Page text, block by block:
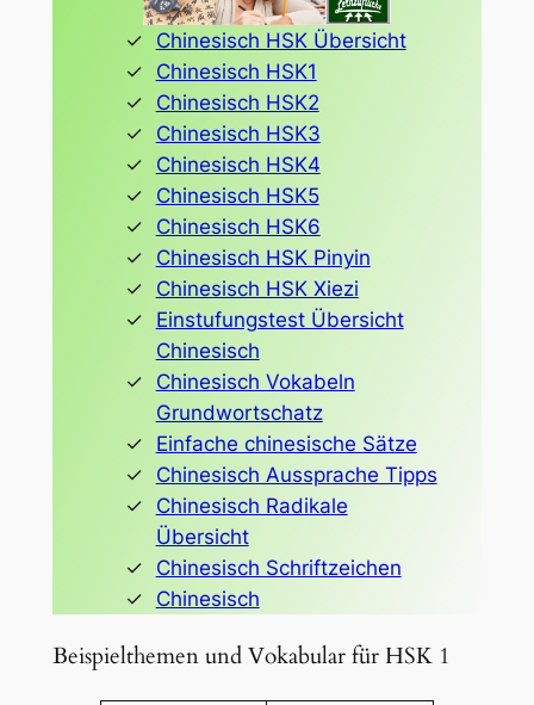
Chinesisch HSK Übersicht
Chinesisch HSK1
Chinesisch HSK2
Chinesisch HSK3
Chinesisch HSK4
Chinesisch HSK5
Chinesisch HSK6
Chinesisch HSK Pinyin
Chinesisch HSK Xiezi
Einstufungstest Übersicht
Chinesisch
Chinesisch Vokabeln
Grundwortschatz
Einfache chinesische Sätze
Chinesisch Aussprache Tipps
Chinesisch Radikale
Übersicht
Chinesisch Schriftzeichen
Chinesisch
Beispielthemen und Vokabular für HSK 1